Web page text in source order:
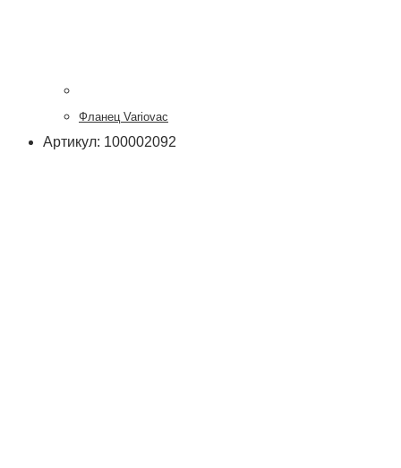
Фланец Variovac
Артикул: 100002092